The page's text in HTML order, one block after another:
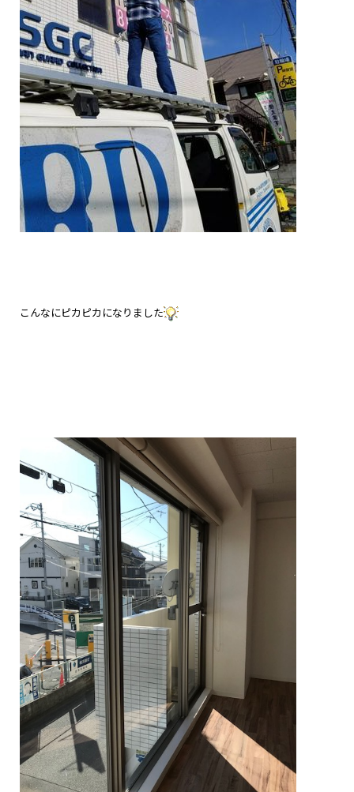
こんなにピカピカになりました